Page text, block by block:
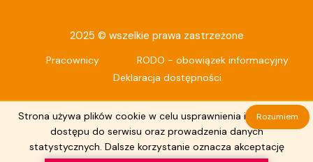
Strona używa plików cookie w celu usprawnienia i ułatwienia
dostępu do serwisu oraz prowadzenia danych
statystycznych. Dalsze korzystanie oznacza akceptację
Rozumiem
2025 © wszelkie prawa zastrzeżone
Pracownicy
RODO - obowiązek informacyjny
Deklaracja dostępności